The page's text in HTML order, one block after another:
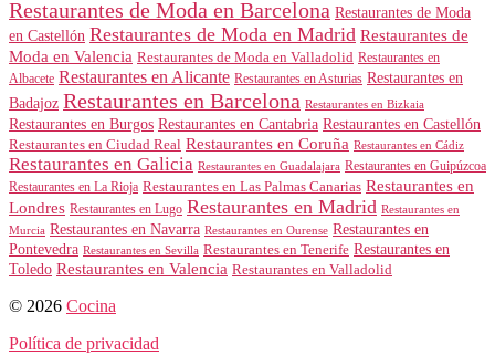
Restaurantes de Moda en Barcelona Restaurantes de Moda
en Castellón Restaurantes de Moda en Madrid Restaurantes de
Moda en Valencia Restaurantes de Moda en Valladolid Restaurantes en
Albacete Restaurantes en Alicante Restaurantes en Asturias Restaurantes en
Badajoz Restaurantes en Barcelona Restaurantes en Bizkaia
Restaurantes en Burgos Restaurantes en Cantabria Restaurantes en Castellón
Restaurantes en Ciudad Real Restaurantes en Coruña Restaurantes en Cádiz
Restaurantes en Galicia Restaurantes en Guadalajara Restaurantes en Guipúzcoa
Restaurantes en La Rioja Restaurantes en Las Palmas Canarias Restaurantes en
Londres Restaurantes en Lugo Restaurantes en Madrid Restaurantes en
Murcia Restaurantes en Navarra Restaurantes en Ourense Restaurantes en
Pontevedra Restaurantes en Sevilla Restaurantes en Tenerife Restaurantes en
Toledo Restaurantes en Valencia Restaurantes en Valladolid
© 2026 Cocina
Política de privacidad